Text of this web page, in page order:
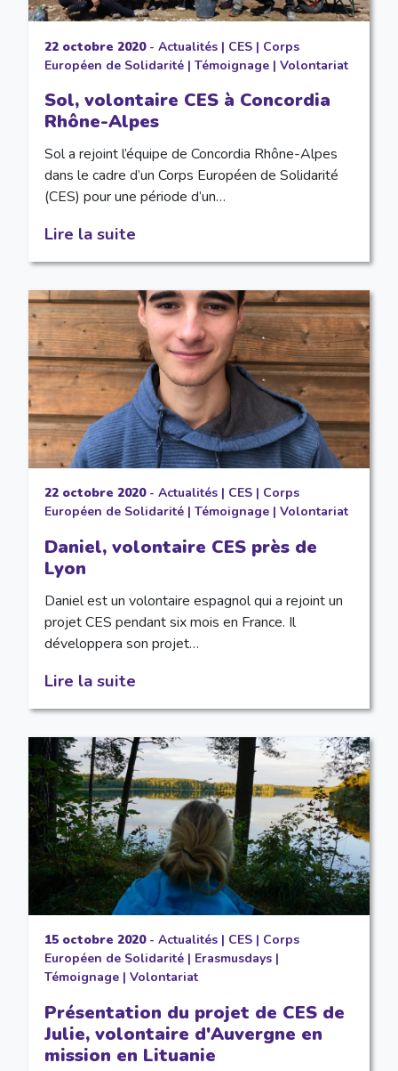
22 octobre 2020- Actualités| CES| Corps
Européen de Solidarité| Témoignage| Volontariat
Sol, volontaire CES à Concordia
Rhône-Alpes
Sol a rejoint l’équipe de Concordia Rhône-Alpes
dans le cadre d’un Corps Européen de Solidarité
(CES) pour une période d’un…
Lire la suite
22 octobre 2020- Actualités| CES| Corps
Européen de Solidarité| Témoignage| Volontariat
Daniel, volontaire CES près de
Lyon
Daniel est un volontaire espagnol qui a rejoint un
projet CES pendant six mois en France. Il
développera son projet…
Lire la suite
15 octobre 2020- Actualités| CES| Corps
Européen de Solidarité| Erasmusdays|
Témoignage| Volontariat
Présentation du projet de CES de
Julie, volontaire d'Auvergne en
mission en Lituanie